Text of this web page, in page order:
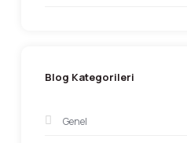
Blog Kategorileri
Genel